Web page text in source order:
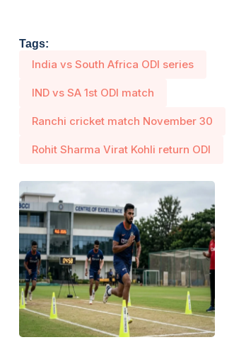
Tags:
India vs South Africa ODI series
IND vs SA 1st ODI match
Ranchi cricket match November 30
Rohit Sharma Virat Kohli return ODI